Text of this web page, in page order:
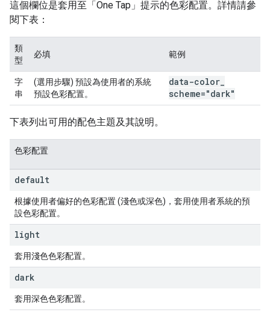
這個欄位是套用至「One Tap」提示的色彩配置。詳情請參
閱下表：
類
型
必填 範例
字
串
(選用步驟) 預設為使用者的系統
預設色彩配置。
data-color
scheme="dark"
下表列出可用的配色主題及其說明。
色彩配置
default
根據使用者偏好的色彩配置 (淺色或深色)，套用使用者系統的預
設色彩配置。
light
套用淺色色彩配置。
dark
套用深色色彩配置。